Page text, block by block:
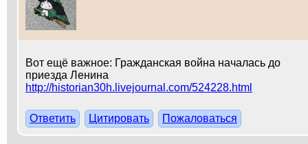
Вот ещё важное: Гражданская война началась до
приезда Ленина
http://historian30h.livejournal.com/524228.html
Ответить Цитировать Пожаловаться